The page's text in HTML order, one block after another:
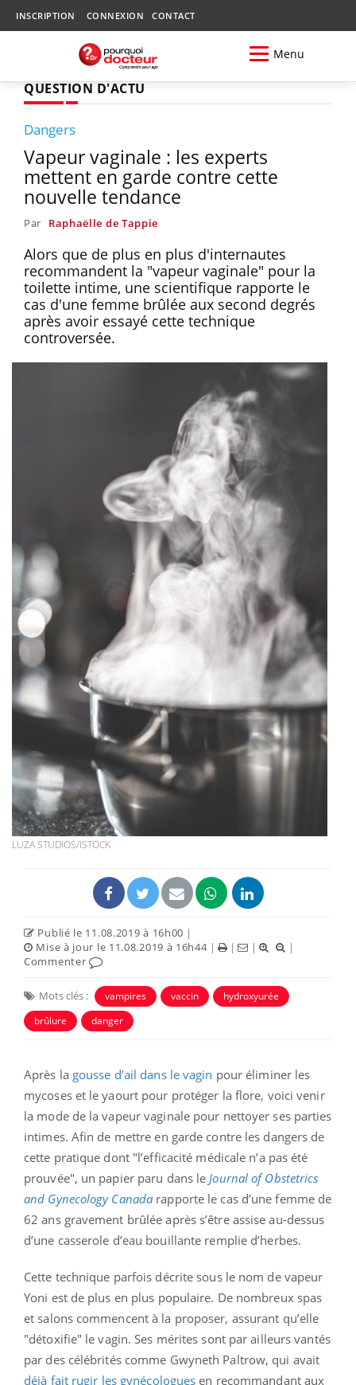
INSCRIPTION CONNEXION CONTACT
Menu
QUESTION D'ACTU
Dangers
Vapeur vaginale : les experts
mettent en garde contre cette
nouvelle tendance
Par Raphaëlle de Tappie
Alors que de plus en plus d'internautes
recommandent la "vapeur vaginale" pour la
toilette intime, une scientifique rapporte le
cas d'une femme brûlée aux second degrés
après avoir essayé cette technique
controversée.
LUZA STUDIOS/ISTOCK
Publié le 11.08.2019 à 16h00 |
Mise à jour le 11.08.2019 à 16h44| | |
|
Commenter
Mots clés : vampires vaccin
hydroxyurée
brûlure
danger
Après la gousse d’ail dans le vagin pour éliminer les
mycoses et le yaourt pour protéger la flore, voici venir
la mode de la vapeur vaginale pour nettoyer ses parties
intimes. Afin de mettre en garde contre les dangers de
cette pratique dont "l’efficacité médicale n’a pas été
prouvée", un papier paru dans le Journal of Obstetrics
and Gynecology Canada rapporte le cas d’une femme de
62 ans gravement brûlée après s’être assise au-dessus
d’une casserole d’eau bouillante remplie d’herbes.
Cette technique parfois décrite sous le nom de vapeur
Yoni est de plus en plus populaire. De nombreux spas
et salons commencent à la proposer, assurant qu’elle
"détoxifie" le vagin. Ses mérites sont par ailleurs vantés
par des célébrités comme Gwyneth Paltrow, qui avait
déjà fait rugir les gynécologues en recommandant aux